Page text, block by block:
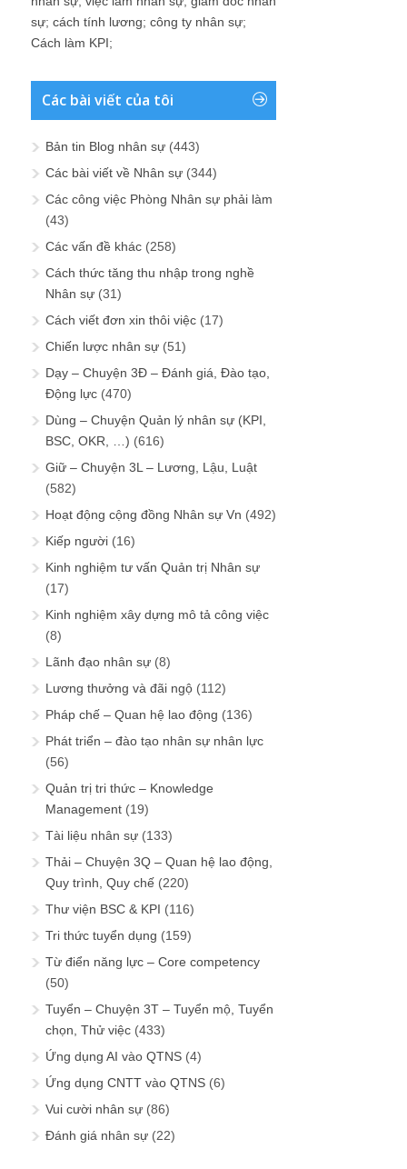
sự; cách tính lương; công ty nhân sự;
Cách làm KPI;
Các bài viết của tôi
Bản tin Blog nhân sự (443)
Các bài viết về Nhân sự (344)
Các công việc Phòng Nhân sự phải làm
(43)
Các vấn đề khác (258)
Cách thức tăng thu nhập trong nghề
Nhân sự (31)
Cách viết đơn xin thôi việc (17)
Chiến lược nhân sự (51)
Dạy – Chuyện 3Đ – Đánh giá, Đào tạo,
Động lực (470)
Dùng – Chuyện Quản lý nhân sự (KPI,
BSC, OKR, …) (616)
Giữ – Chuyện 3L – Lương, Lậu, Luật
(582)
Hoạt động cộng đồng Nhân sự Vn (492)
Kiếp người (16)
Kinh nghiệm tư vấn Quản trị Nhân sự
(17)
Kinh nghiệm xây dựng mô tả công việc
(8)
Lãnh đạo nhân sự (8)
Lương thưởng và đãi ngộ (112)
Pháp chế – Quan hệ lao động (136)
Phát triển – đào tạo nhân sự nhân lực
(56)
Quản trị tri thức – Knowledge
Management (19)
Tài liệu nhân sự (133)
Thải – Chuyện 3Q – Quan hệ lao động,
Quy trình, Quy chế (220)
Thư viện BSC & KPI (116)
Tri thức tuyển dụng (159)
Từ điển năng lực – Core competency
(50)
Tuyển – Chuyện 3T – Tuyển mộ, Tuyển
chọn, Thử việc (433)
Ứng dụng AI vào QTNS (4)
Ứng dụng CNTT vào QTNS (6)
Vui cười nhân sự (86)
Đánh giá nhân sự (22)